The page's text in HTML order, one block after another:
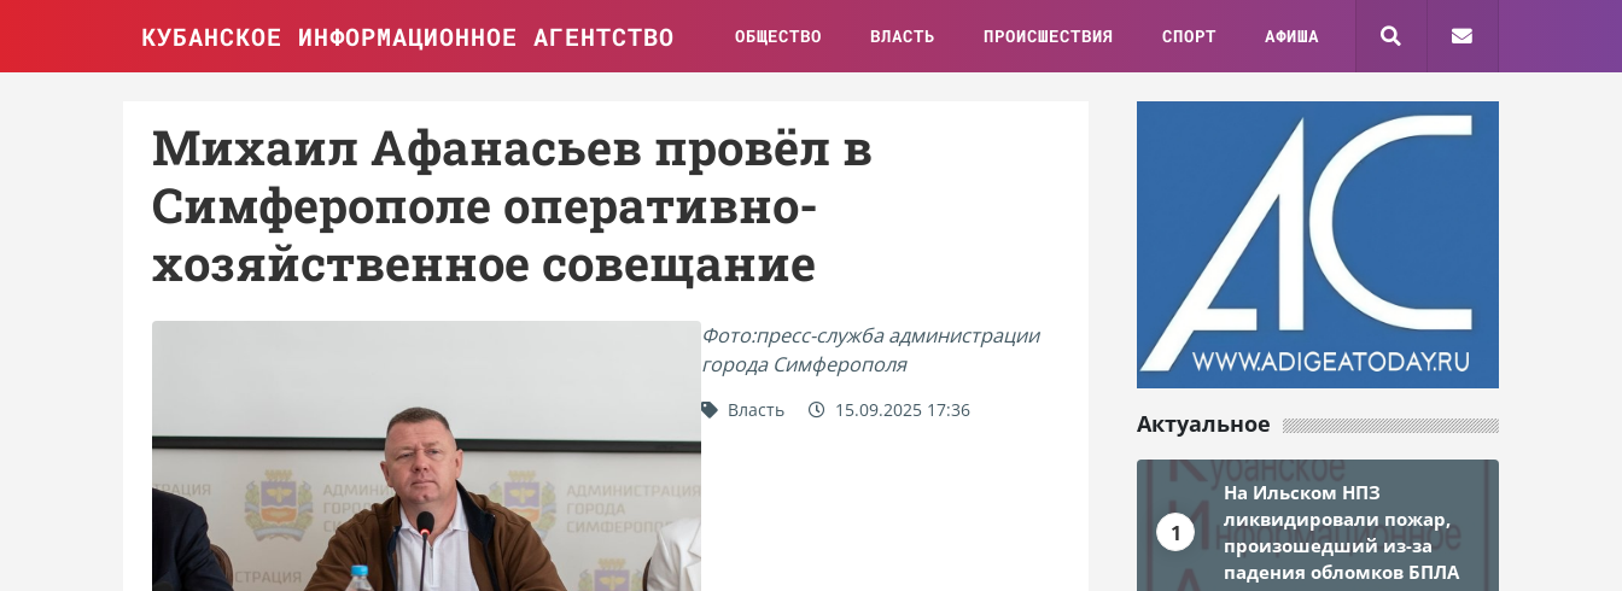
КУБАНСКОЕ ИНФОРМАЦИОННОЕ АГЕНТСТВО ОБЩЕСТВО ВЛАСТЬ ПРОИСШЕСТВИЯ СПОРТ АФИША
Михаил Афанасьев провёл в
Симферополе оперативно-
хозяйственное совещание
Фото:пресс-служба администрации
города Симферополя
Власть 15.09.2025 17:36
Актуальное
1
На Ильском НПЗ
ликвидировали пожар,
произошедший из-за
падения обломков БПЛА